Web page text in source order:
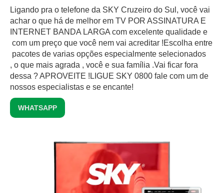
Ligando pra o telefone da SKY Cruzeiro do Sul, você vai
achar o que há de melhor em TV POR ASSINATURA E
INTERNET BANDA LARGA com excelente qualidade e
com um preço que você nem vai acreditar !Escolha entre
pacotes de varias opções especialmente selecionados
, o que mais agrada , você e sua família .Vai ficar fora
dessa ? APROVEITE !LIGUE SKY 0800 fale com um de
nossos especialistas e se encante!
WHATSAPP